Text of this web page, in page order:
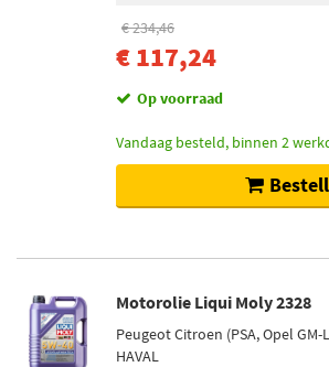
€ 234,46
€ 117,24
Op voorraad
Vandaag besteld, binnen 2
Motorolie Liqui Moly 2328
Peugeot Citroen (PSA, Opel GM-
HAVAL